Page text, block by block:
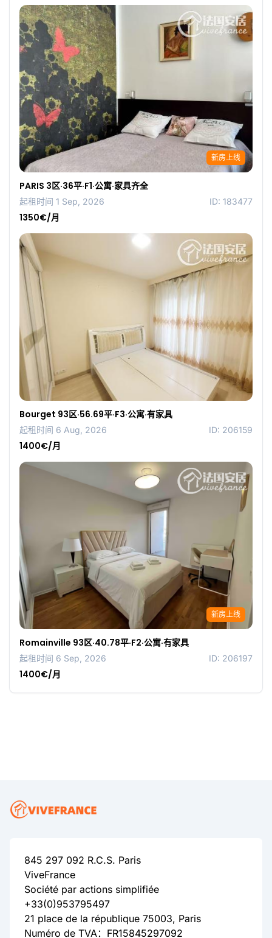
新房上线
PARIS 3区·36平·F1·公寓·家具齐全
起租时间 1 Sep, 2026 ID: 183477
1350€/月
Bourget 93区·56.69平·F3·公寓·有家具
起租时间 6 Aug, 2026 ID: 206159
1400€/月
新房上线
Romainville 93区·40.78平·F2·公寓·有家具
起租时间 6 Sep, 2026 ID: 206197
1400€/月
845 297 092 R.C.S. Paris
ViveFrance
Société par actions simplifiée
+33(0)953795497
21 place de la république 75003, Paris
Numéro de TVA：FR15845297092